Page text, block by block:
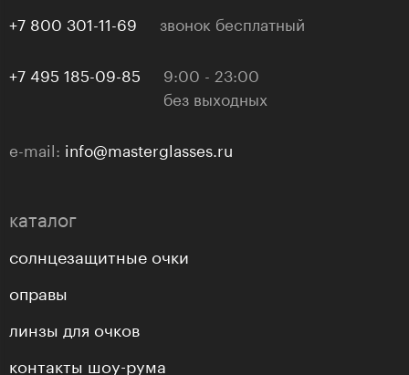
+7 800 301-11-69 звонок бесплатный
+7 495 185-09-85
9:00 - 23:00
без выходных
e-mail: info@masterglasses.ru
каталог
солнцезащитные очки
оправы
линзы для очков
контакты шоу-рума